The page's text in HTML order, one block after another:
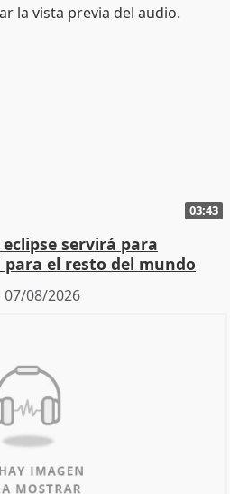
03:43
servirá para
el resto del mundo
07/08/2026